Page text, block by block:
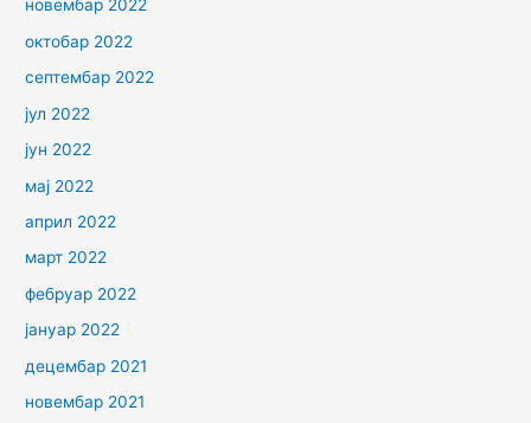
новембар 2022
октобар 2022
септембар 2022
јул 2022
јун 2022
мај 2022
април 2022
март 2022
фебруар 2022
јануар 2022
децембар 2021
новембар 2021